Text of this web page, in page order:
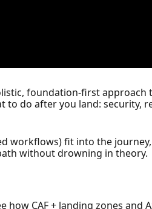
foundation-first
do after you land: security,
workflows) fit into the
without drowning in theory.
CAF + landing zones and